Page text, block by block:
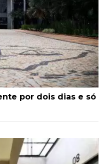
por dois dias e só